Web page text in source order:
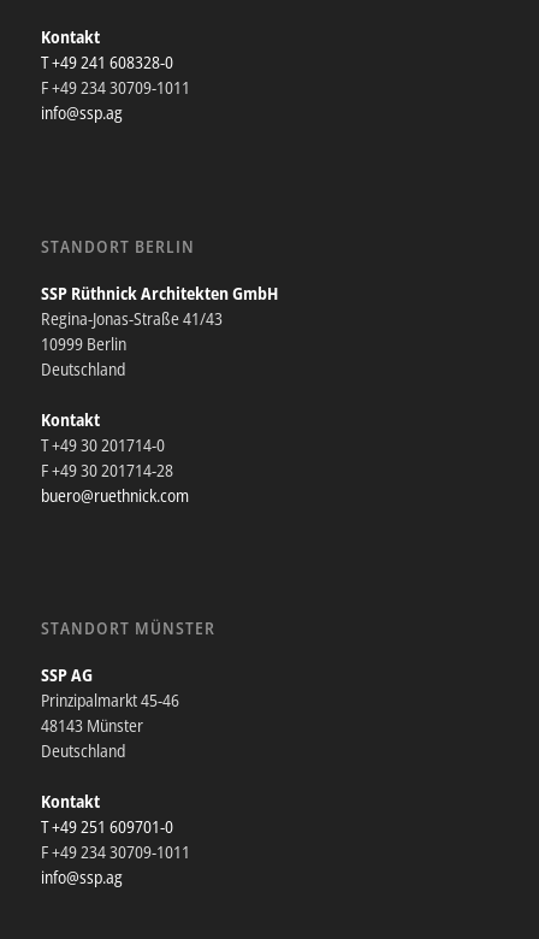
Kontakt
T +49 241 608328-0
F +49 234 30709-1011
info@ssp.ag
STANDORT BERLIN
SSP Rüthnick Architekten GmbH
Regina-Jonas-Straße 41/43
10999 Berlin
Deutschland
Kontakt
T +49 30 201714-0
F +49 30 201714-28
buero@ruethnick.com
STANDORT MÜNSTER
SSP AG
Prinzipalmarkt 45-46
48143 Münster
Deutschland
Kontakt
T +49 251 609701-0
F +49 234 30709-1011
info@ssp.ag